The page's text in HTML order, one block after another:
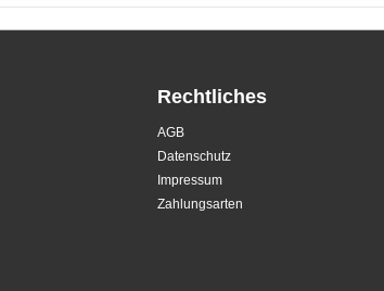
Rechtliches
AGB
Datenschutz
Impressum
Zahlungsarten